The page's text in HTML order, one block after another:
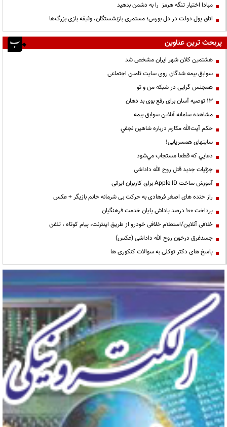
مبادا اختیار تنگه هرمز را به دشمن بدهید
اتاق پول دولت در دل بورس؛ مستمری بازنشستگان، وثیقه بازی بزرگ‌ها
پربحث ترین عناوین
هشتمین کلان شهر ایران مشخص شد
سوابق بیمه شدگان روی سایت تامین اجتماعی
همجنس گرایی در شبکه من و تو
13 توصیه آسان برای رفع بوی بد دهان
مشاهده سامانه آنلاين سوابق بیمه
حكم آيت‌الله مكارم درباره شاهين نجفي
سایتهای همسریابی!
دعايي كه قطعا مستجاب مي‌شود
جزئیات جدید قتل روح الله داداشی
آموزش ساخت Apple ID برای کاربران ایرانی
راز خنده های اصغر فرهادی به حرکت بی شرمانه خانم بازیگر + عکس
پرداخت ۱۰۰ درصد پاداش پایان خدمت فرهنگیان
خلافی آنلاین/استعلام خلافی خودرو از طریق اینترنت، پیام کوتاه ، تلفن
جسدغرق درخون روح الله داداشی (عکس)
پاسخ های دکتر توکلی به سوالات کنکوری ها